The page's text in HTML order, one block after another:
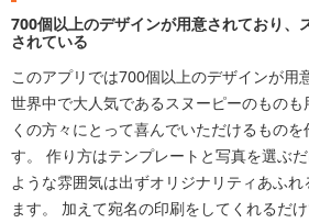
700個以上のデザインが用意されており、
されている
このアプリでは700個以上のデザインが用
世界中で大人気であるスヌーピーのもの
くの方々にとって喜んでいただけるもの
す。 作り方はテンプレートと写真を選ぶ
ような雰囲気は出ずオリジナリティあふ
ます。 加えて宛名の印刷をしてくれるだ